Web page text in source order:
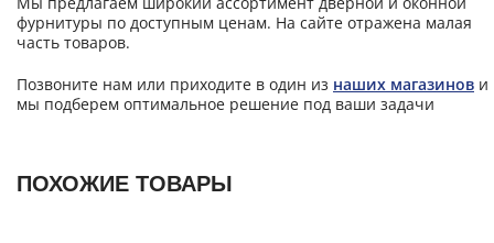
фурнитуры по доступным ценам. На сайте отражена малая
часть товаров.
Позвоните нам или приходите в один из наших магазинов и
мы подберем оптимальное решение под ваши задачи
ПОХОЖИЕ ТОВАРЫ